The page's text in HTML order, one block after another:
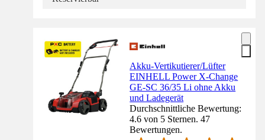
Akku-Vertikutierer/Lüfter
EINHELL Power X-Change
GE-SC 36/35 Li ohne Akku
und Ladegerät
Durchschnittliche Bewertung:
4.6 von 5 Sternen. 47
Bewertungen.